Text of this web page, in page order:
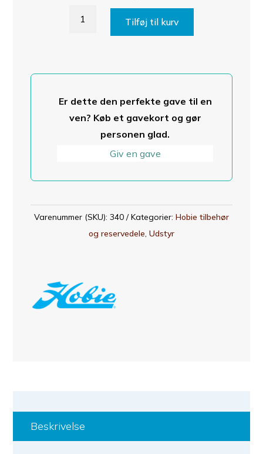
Tilføj til kurv
Er dette den perfekte gave til en
ven? Køb et gavekort og gør
personen glad.
Giv en gave
Varenummer (SKU): 340 Kategorier: Hobie tilbehør
og reservedele, Udstyr
Beskrivelse